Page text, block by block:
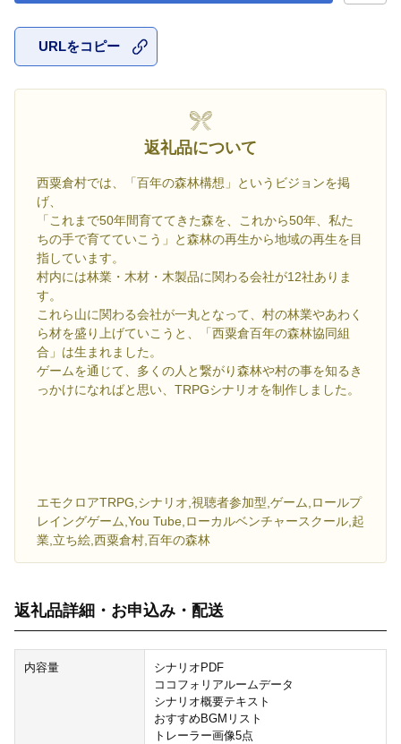
URLをコピー
返礼品について
西粟倉村では、「百年の森林構想」というビジョンを掲
げ、
「これまで50年間育ててきた森を、これから50年、私た
ちの手で育てていこう」と森林の再生から地域の再生を目
指しています。
村内には林業・木材・木製品に関わる会社が12社ありま
す。
これら山に関わる会社が一丸となって、村の林業やあわく
ら材を盛り上げていこうと、「西粟倉百年の森林協同組
合」は生まれました。
ゲームを通じて、多くの人と繋がり森林や村の事を知るき
っかけになればと思い、TRPGシナリオを制作しました。
エモクロアTRPG,シナリオ,視聴者参加型,ゲーム,ロールプ
レイングゲーム,You Tube,ローカルベンチャースクール,起
業,立ち絵,西粟倉村,百年の森林
返礼品詳細・お申込み・配送
内容量
シナリオPDF
ココフォリアルームデータ
シナリオ概要テキスト
おすすめBGMリスト
トレーラー画像5点